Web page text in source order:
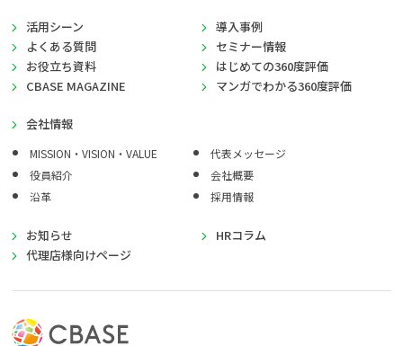
活用シーン
導入事例
よくある質問
セミナー情報
お役立ち資料
はじめての360度評価
CBASE MAGAZINE
マンガでわかる360度評価
会社情報
MISSION・VISION・VALUE
代表メッセージ
役員紹介
会社概要
沿革
採用情報
お知らせ
HRコラム
代理店様向けページ